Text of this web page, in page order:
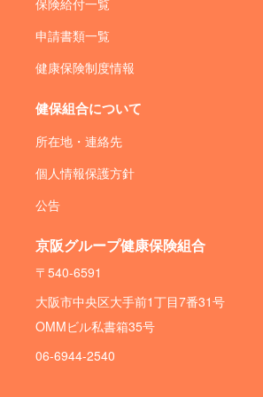
保険給付一覧
申請書類一覧
健康保険制度情報
健保組合について
所在地・連絡先
個人情報保護方針
公告
京阪グループ健康保険組合
〒540-6591
大阪市中央区大手前1丁目7番31号
OMMビル私書箱35号
06-6944-2540